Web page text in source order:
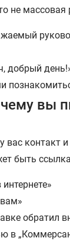
не
добрый
вы
вас контакт
быть
обратил
в